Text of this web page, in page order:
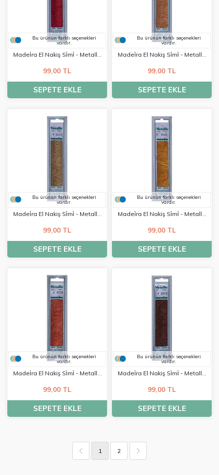
Bu ürünün farklı seçenekleri
vardır.
Madei̇ra El Nakiş Si̇mi̇ - Metalli̇c
99,00 TL
SEPETE EKLE
Bu ürünün farklı seçenekleri
vardır.
Madei̇ra El Nakiş Si̇mi̇ - Metalli̇c
99,00 TL
SEPETE EKLE
Bu ürünün farklı seçenekleri
vardır.
Madei̇ra El Nakiş Si̇mi̇ - Metalli̇c
99,00 TL
SEPETE EKLE
Bu ürünün farklı seçenekleri
vardır.
Madei̇ra El Nakiş Si̇mi̇ - Metalli̇c
99,00 TL
SEPETE EKLE
Bu ürünün farklı seçenekleri
vardır.
Madei̇ra El Nakiş Si̇mi̇ - Metalli̇c
99,00 TL
SEPETE EKLE
Bu ürünün farklı seçenekleri
vardır.
Madei̇ra El Nakiş Si̇mi̇ - Metalli̇c
99,00 TL
SEPETE EKLE
1 2